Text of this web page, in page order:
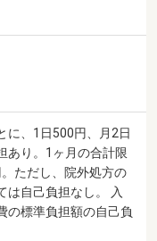
に、1日500円、月2日
あり。1ヶ月の合計限
ただし、院外処方の
は自己負担なし。 入
の標準負担額の自己負